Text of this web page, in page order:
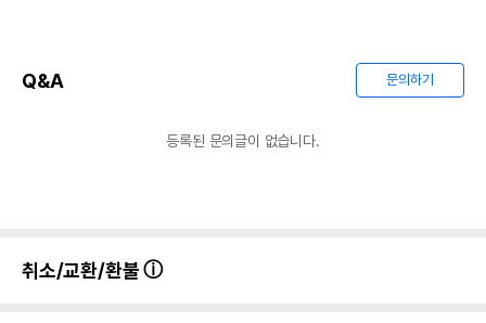
Q&A 문의하기
등록된 문의글이 없습니다.
취소/교환/환불